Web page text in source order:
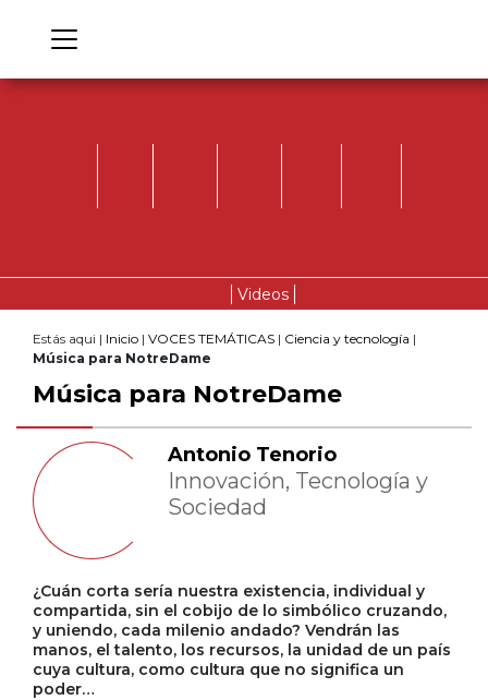
Videos
Estás aqui | Inicio | VOCES TEMÁTICAS | Ciencia y tecnología |
Música para NotreDame
Música para NotreDame
Antonio Tenorio
Innovación, Tecnología y
Sociedad
¿Cuán corta sería nuestra existencia, individual y
compartida, sin el cobijo de lo simbólico cruzando,
y uniendo, cada milenio andado? Vendrán las
manos, el talento, los recursos, la unidad de un país
cuya cultura, como cultura que no significa un
poder…